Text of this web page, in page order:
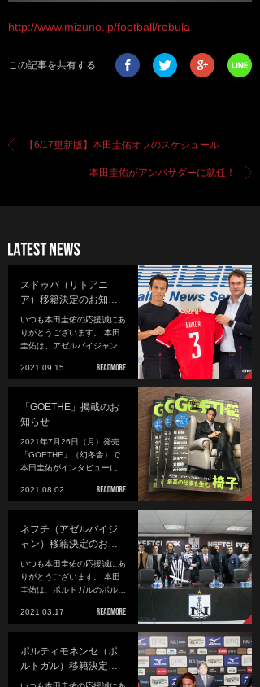
http://www.mizuno.jp/football/rebula
この記事を共有する
【6/17更新版】本田圭佑オフのスケジュール
本田圭佑がアンバサダーに就任！
スドゥバ（リトアニ
ア）移籍決定のお知…
いつも本田圭佑の応援誠にあ
りがとうございます。 本田
圭佑は、アゼルバイジャン…
2021.09.15
「GOETHE」掲載のお
知らせ
2021年7月26日（月）発売
「GOETHE」（幻冬舎）で
本田圭佑がインタビューに…
2021.08.02
ネフチ（アゼルバイジ
ャン）移籍決定のお…
いつも本田圭佑の応援誠にあ
りがとうございます。 本田
圭佑は、ポルトガルのポル…
2021.03.17
ポルティモネンセ（ポ
ルトガル）移籍決定…